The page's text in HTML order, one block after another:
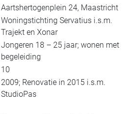
Aartshertogenplein 24, Maastricht
Woningstichting Servatius i.s.m.
Trajekt en Xonar
Jongeren 18 – 25 jaar; wonen met
begeleiding
10
2009; Renovatie in 2015 i.s.m.
StudioPas